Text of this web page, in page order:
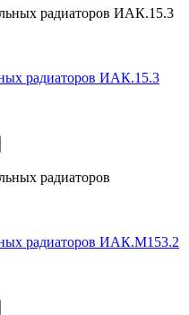
радиаторов ИАК.15.3
радиаторов ИАК.М153.2